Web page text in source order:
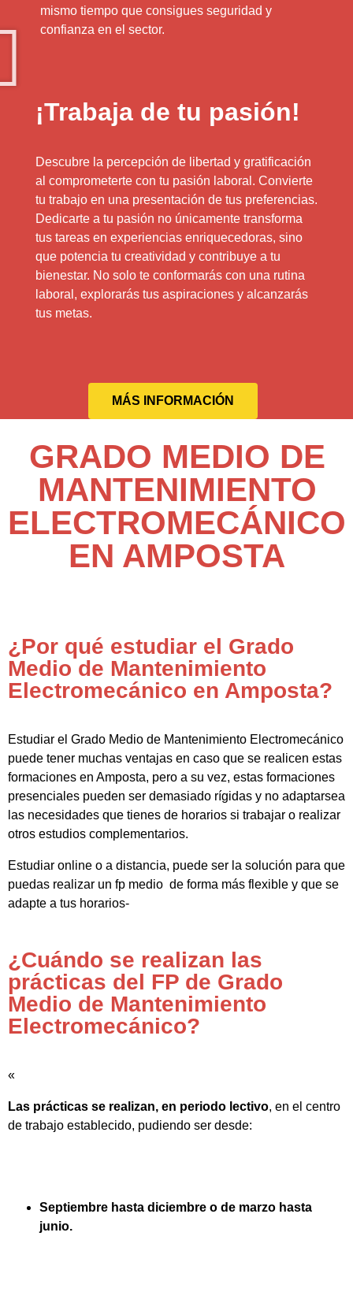
mismo tiempo que consigues seguridad y
confianza en el sector.
¡Trabaja de tu pasión!
Descubre la percepción de libertad y gratificación
al comprometerte con tu pasión laboral. Convierte
tu trabajo en una presentación de tus preferencias.
Dedicarte a tu pasión no únicamente transforma
tus tareas en experiencias enriquecedoras, sino
que potencia tu creatividad y contribuye a tu
bienestar. No solo te conformarás con una rutina
laboral, explorarás tus aspiraciones y alcanzarás
tus metas.
MÁS INFORMACIÓN
GRADO MEDIO DE
MANTENIMIENTO
ELECTROMECÁNICO
EN AMPOSTA
¿Por qué estudiar el Grado
Medio de Mantenimiento
Electromecánico en Amposta?
Estudiar el Grado Medio de Mantenimiento Electromecánico
puede tener muchas ventajas en caso que se realicen estas
formaciones en Amposta, pero a su vez, estas formaciones
presenciales pueden ser demasiado rígidas y no adaptarsea
las necesidades que tienes de horarios si trabajar o realizar
otros estudios complementarios.
Estudiar online o a distancia, puede ser la solución para que
puedas realizar un fp medio de forma más flexible y que se
adapte a tus horarios-
¿Cuándo se realizan las
prácticas del FP de Grado
Medio de Mantenimiento
Electromecánico?
«
Las prácticas se realizan, en periodo lectivo, en el centro
de trabajo establecido, pudiendo ser desde:
Septiembre hasta diciembre o de marzo hasta
junio.